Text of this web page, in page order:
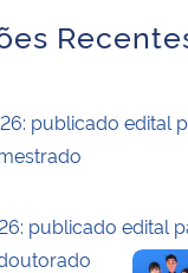
publicado edital
publicado edital